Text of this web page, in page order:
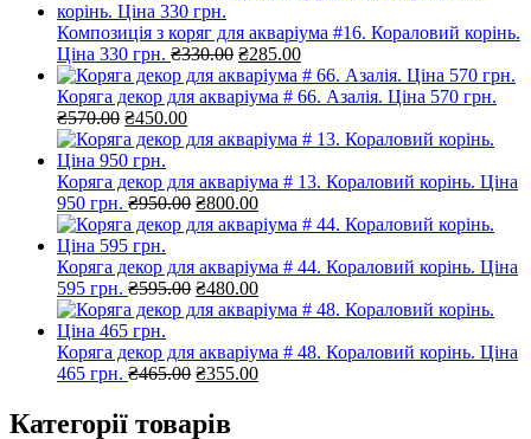
Композиція з коряг для акваріума #16. Кораловий корінь.
Ціна 330 грн. ₴330.00 Оригінальна
ціна:
₴330.00.
₴285.00Поточна
ціна:
₴285.00.
Коряга декор для акваріума # 66. Азалія. Ціна 570 грн.
₴570.00 Оригінальна
ціна:
₴570.00.
₴450.00Поточна
ціна:
Коряга декор для акваріума # 13. Кораловий корінь. Ціна
950 грн. ₴950.00 Оригінальна
ціна:
₴800.00Поточна
ціна:
Коряга декор для акваріума # 44. Кораловий корінь. Ціна
595 грн. ₴595.00 Оригінальна
ціна:
₴480.00Поточна
ціна:
Коряга декор для акваріума # 48. Кораловий корінь. Ціна
465 грн. ₴465.00 Оригінальна
₴465.00.
₴355.00Поточна
Категорії товарів